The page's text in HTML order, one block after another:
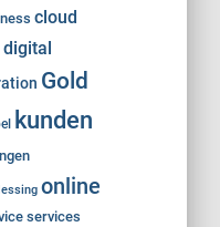
cloud
digital
Gold
kunden
online
services